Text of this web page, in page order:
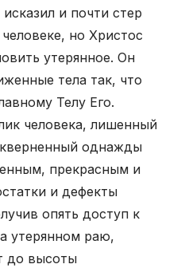
и почти стер
но Христос
утерянное. Он
тела так, что
Телу Его.
человека, лишенный
однажды
прекрасным и
и дефекты
опять доступ к
утерянном раю,
до высоты